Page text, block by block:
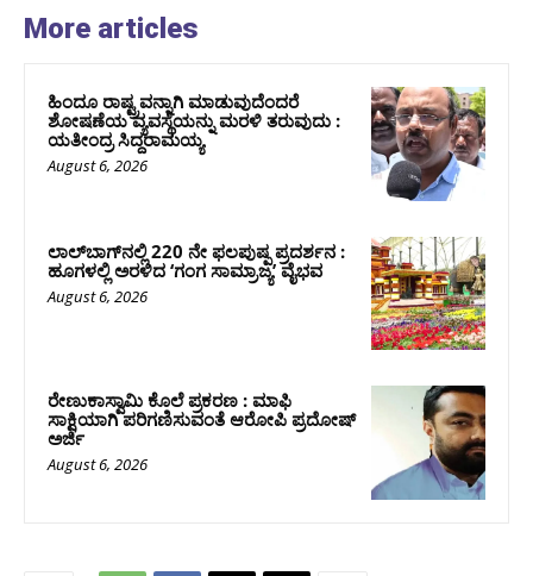
More articles
ಹಿಂದೂ ರಾಷ್ಟ್ರವನ್ನಾಗಿ ಮಾಡುವುದೆಂದರೆ
ಶೋಷಣೆಯ ವ್ಯವಸ್ಥೆಯನ್ನು ಮರಳಿ ತರುವುದು :
ಯತೀಂದ್ರ ಸಿದ್ದರಾಮಯ್ಯ
August 6, 2026
ಲಾಲ್‍ಬಾಗ್‍ನಲ್ಲಿ 220 ನೇ ಫಲಪುಷ್ಪ ಪ್ರದರ್ಶನ :
ಹೂಗಳಲ್ಲಿ ಅರಳಿದ ‘ಗಂಗ ಸಾಮ್ರಾಜ್ಯ’ ವೈಭವ
August 6, 2026
ರೇಣುಕಾಸ್ವಾಮಿ ಕೊಲೆ ಪ್ರಕರಣ : ಮಾಫಿ
ಸಾಕ್ಷಿಯಾಗಿ ಪರಿಗಣಿಸುವಂತೆ ಆರೋಪಿ ಪ್ರದೋಷ್‌
ಅರ್ಜಿ
August 6, 2026